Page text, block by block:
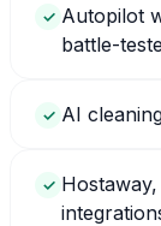
✓ Autopilot
battle-
✓ AI
✓